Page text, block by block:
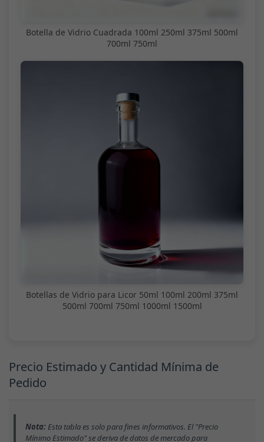
Botella de Vidrio Cuadrada 100ml 250ml 375ml 500ml
700ml 750ml
Botellas de Vidrio para Licor 50ml 100ml 200ml 375ml
500ml 700ml 750ml 1000ml 1500ml
Precio Estimado y Cantidad Mínima de
Pedido
Nota:Esta tabla es solo para fines informativos. El "Precio
Mínimo Estimado" se deriva de datos de mercado para